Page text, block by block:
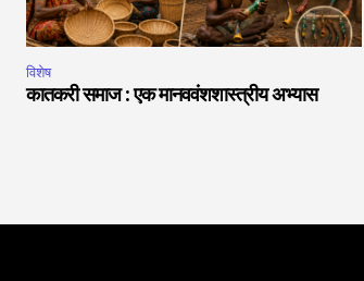
विशेष
कातकरी समाज : एक मानववंशशास्त्रीय अभ्यास